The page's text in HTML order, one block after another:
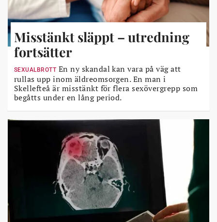
Misstänkt släppt – utredning
fortsätter
SEXUALBROTT En ny skandal kan vara på väg att
rullas upp inom äldreomsorgen. En man i
Skellefteå är misstänkt för flera sexövergrepp som
begåtts under en lång period.